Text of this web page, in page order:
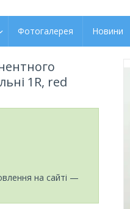
Фотогалерея Новини
1R, red
на сайті —